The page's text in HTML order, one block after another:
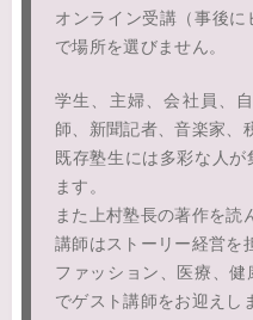
オンライン受講（事後
で場所を選びません。
学生、主婦、会社員、
師、新聞記者、音楽家、
既存塾生には多彩な人
ます。
また上村塾長の著作を読
講師はストーリー経営を
ファッション、医療、
でゲスト講師をお迎えし